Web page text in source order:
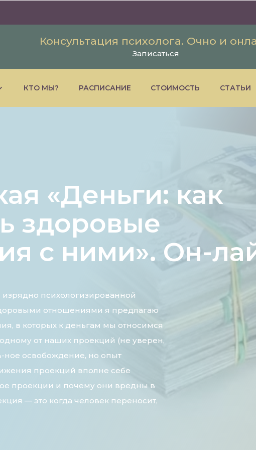
Консультация психолога. Очно и
Записаться
КТО МЫ? РАСПИСАНИЕ СТОИМОСТЬ СТАТЬИ
«Деньги: как
здоровые
с ними». Он-
изрядно психологизированной
отношениями я предлагаю
в которых к деньгам мы относимся
от наших проекций (не уверен,
ное освобождение, но опыт
проекций вполне себе
проекции и почему они вредны в
— это когда человек переносит,